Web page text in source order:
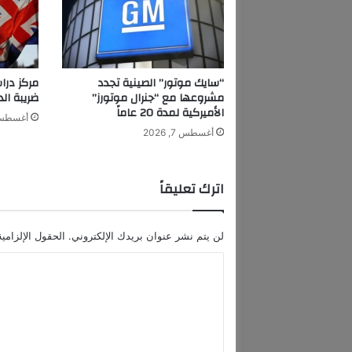
ز
ء
ل
ي
ر
ل
ب
م
ه
“سايك موتور” الصينية تجدد
مشروعها مع “جنرال موتورز”
الأميركية لمدة 20 عاماً
أغسطس 7, 2026
مركز
ضريبة
أغسطس 7,
اترك تعليقاً
لن يتم نشر عنوان بريدك الإلكتروني. الحقول